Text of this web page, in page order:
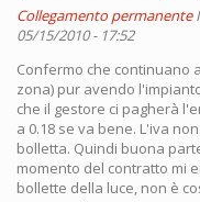
Collegamento permanente
05/15/2010 - 17:52
Confermo che continuano
zona) pur avendo
che il gestore ci pagherà
a 0.18 se va bene. L'iva
bolletta. Quindi buona
momento del contratto mi
bollette della luce, non è